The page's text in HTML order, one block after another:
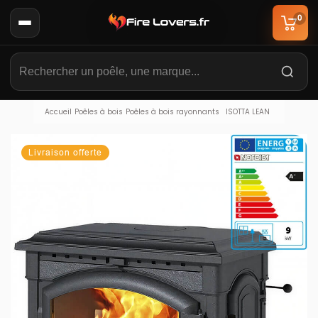
0
Accueil Poêles à bois Poêles à bois rayonnants ISOTTA LEAN
Livraison offerte